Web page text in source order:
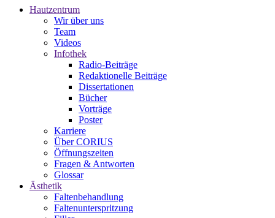
Hautzentrum
Wir über uns
Team
Videos
Infothek
Radio-Beiträge
Redaktionelle Beiträge
Dissertationen
Bücher
Vorträge
Poster
Karriere
Über CORIUS
Öffnungszeiten
Fragen & Antworten
Glossar
Ästhetik
Faltenbehandlung
Faltenunterspritzung